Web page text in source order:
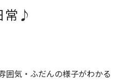
常♪
気・ふだんの様子がわかる